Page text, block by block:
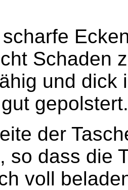
Schaden
und dick
gepolstert.
der
so dass die
voll